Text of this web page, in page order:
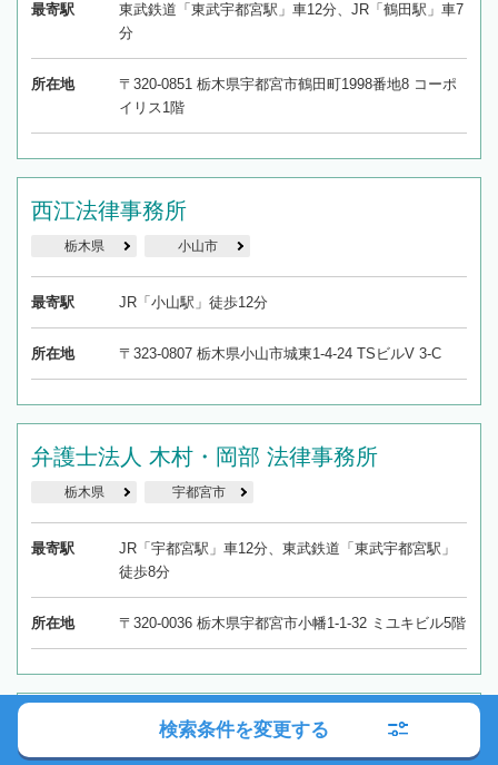
最寄駅
東武鉄道「東武宇都宮駅」車12分、JR「鶴田駅」車7
分
所在地
〒320-0851 栃木県宇都宮市鶴田町1998番地8 コーポ
イリス1階
西江法律事務所
栃木県 小山市
最寄駅 JR「小山駅」徒歩12分
所在地 〒323-0807 栃木県小山市城東1-4-24 TSビルV 3-C
弁護士法人 木村・岡部 法律事務所
栃木県 宇都宮市
最寄駅
JR「宇都宮駅」車12分、東武鉄道「東武宇都宮駅」
徒歩8分
所在地 〒320-0036 栃木県宇都宮市小幡1-1-32 ミユキビル5階
八幡山法律事務所
栃木県 宇都宮市
検索条件を変更する